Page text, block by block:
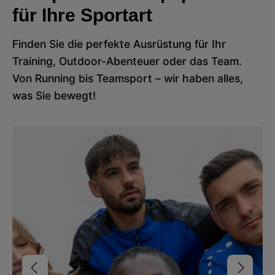
für Ihre Sportart
Finden Sie die perfekte Ausrüstung für Ihr
Training, Outdoor-Abenteuer oder das Team.
Von Running bis Teamsport – wir haben alles,
was Sie bewegt!
Bildergalerie überspringen
Teamsport Ausrüstung für Verein &amp; Training